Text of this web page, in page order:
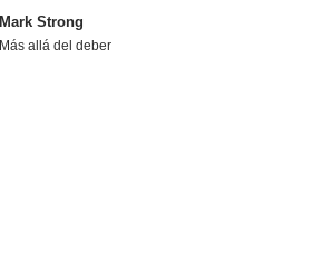
Mark Strong
Más allá del deber